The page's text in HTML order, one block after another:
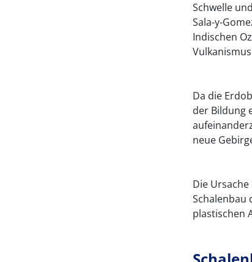
Schwelle
Sala-y-
Indischen
Da die
der Bildung
neue
Die
Schalenbau
plastischen